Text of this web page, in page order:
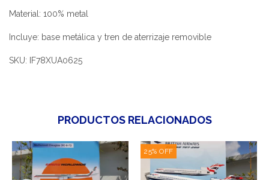
Material: 100% metal
Incluye: base metálica y tren de aterrizaje removible
SKU: IF78XUA0625
PRODUCTOS RELACIONADOS
25% OFF